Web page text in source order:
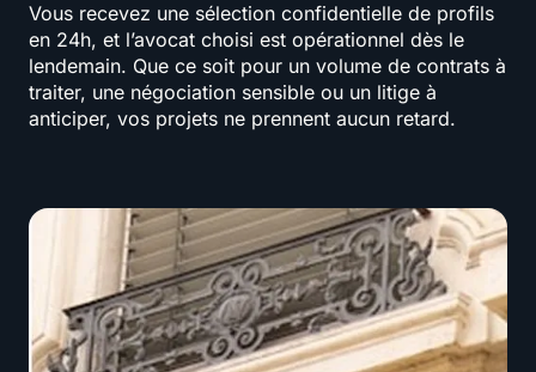
Vous recevez une sélection confidentielle de profils
en 24h, et l’avocat choisi est opérationnel dès le
lendemain. Que ce soit pour un volume de contrats à
traiter, une négociation sensible ou un litige à
anticiper, vos projets ne prennent aucun retard.